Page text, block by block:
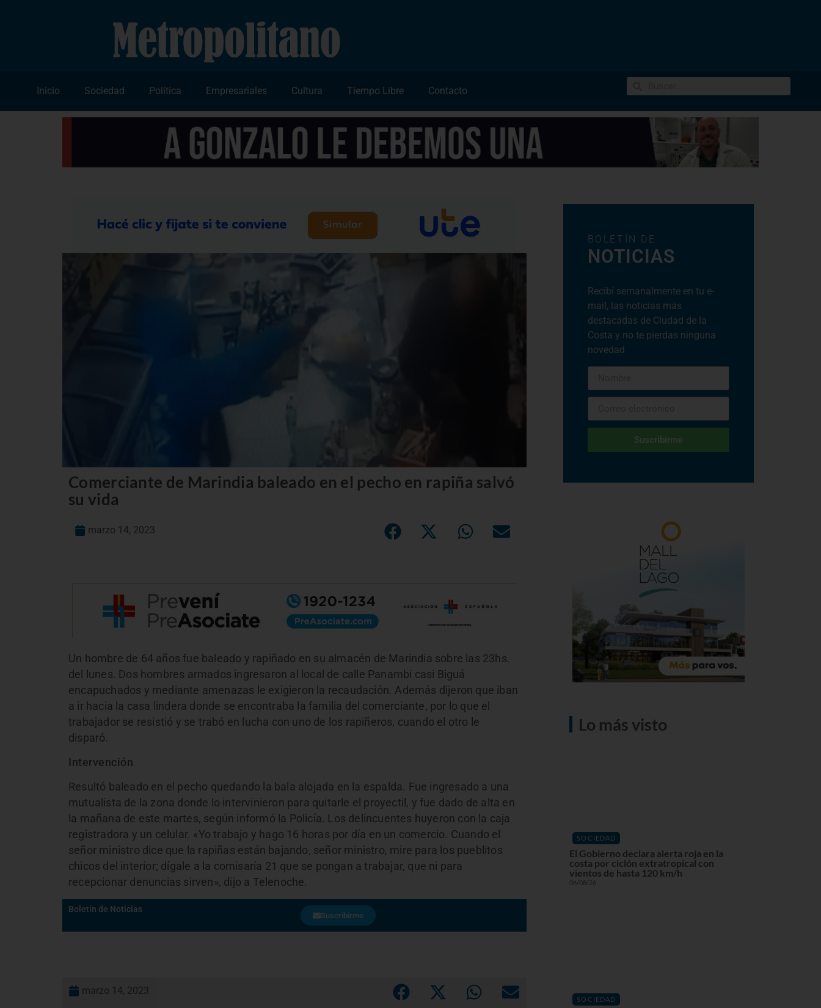
Inicio Sociedad Política Empresariales Cultura Tiempo Libre Contacto
Comerciante de Marindia baleado en el pecho en rapiña salvó
su vida
marzo 14, 2023
Un hombre de 64 años fue baleado y rapiñado en su almacén de Marindia sobre las 23hs.
del lunes. Dos hombres armados ingresaron al local de calle Panambi casi Biguá
encapuchados y mediante amenazas le exigieron la recaudación. Además dijeron que iban
a ir hacia la casa lindera donde se encontraba la familia del comerciante, por lo que el
trabajador se resistió y se trabó en lucha con uno de los rapiñeros, cuando el otro le
disparó.
Intervención
Resultó baleado en el pecho quedando la bala alojada en la espalda. Fue ingresado a una
mutualista de la zona donde lo intervinieron para quitarle el proyectil, y fue dado de alta en
la mañana de este martes, según informó la Policía. Los delincuentes huyeron con la caja
registradora y un celular. «Yo trabajo y hago 16 horas por día en un comercio. Cuando el
señor ministro dice que la rapiñas están bajando, señor ministro, mire para los pueblitos
chicos del interior; dígale a la comisaría 21 que se pongan a trabajar, que ni para
recepcionar denuncias sirven», dijo a Telenoche.
Boletín de Noticias
Suscribirme
marzo 14, 2023
BOLETÍN DE
NOTICIAS
Recibí semanalmente en tu e-
mail, las noticias más
destacadas de Ciudad de la
Costa y no te pierdas ninguna
novedad
Suscribirme
Lo más visto
SOCIEDAD
El Gobierno declara alerta roja en la
costa por ciclón extratropical con
vientos de hasta 120 km/h
06/08/26
SOCIEDAD